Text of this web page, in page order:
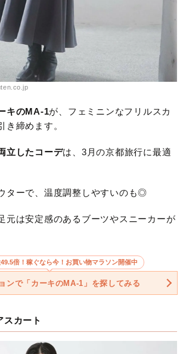
キのMA-1が、フェミニンなフリルスカ
き締めます。
立したコーデは、3月の京都旅行に最適
ターで、温度調整しやすいのも◎
元は安定感のあるブーツやスニーカーが
倍！稼ぐなら今！お買い物マラソン開催中
ンで「カーキのMA-1」を探してみる
スカート